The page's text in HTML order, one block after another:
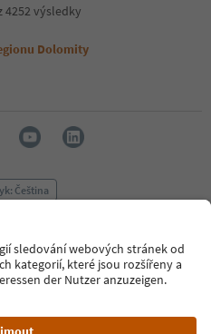
4252 výsledky
Dolomity
Čeština
nás Tisk
MICE
Podmínky a ujednání
Tiráž